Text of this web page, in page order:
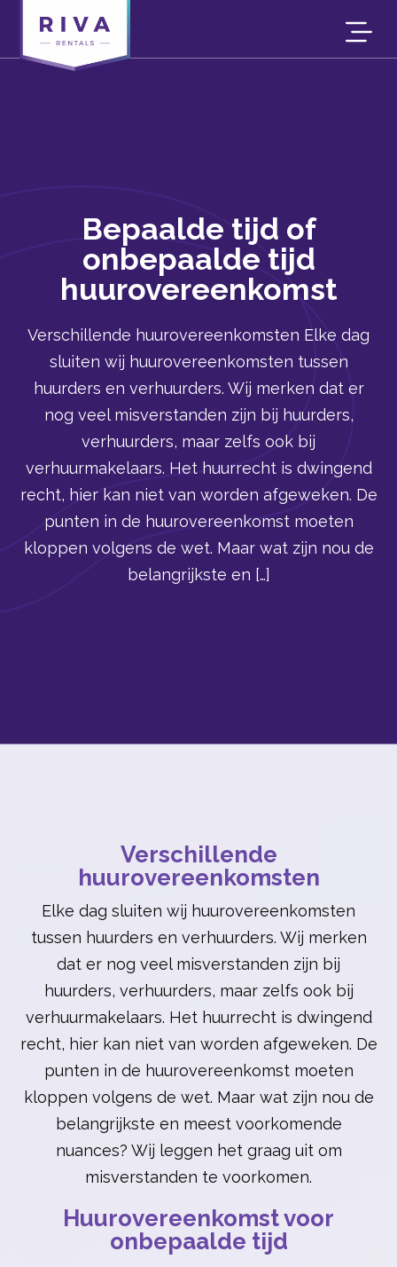
Bepaalde tijd of
onbepaalde tijd
huurovereenkomst
Verschillende huurovereenkomsten Elke dag
sluiten wij huurovereenkomsten tussen
huurders en verhuurders. Wij merken dat er
nog veel misverstanden zijn bij huurders,
verhuurders, maar zelfs ook bij
verhuurmakelaars. Het huurrecht is dwingend
recht, hier kan niet van worden afgeweken. De
punten in de huurovereenkomst moeten
kloppen volgens de wet. Maar wat zijn nou de
belangrijkste en […]
Verschillende
huurovereenkomsten
Elke dag sluiten wij huurovereenkomsten
tussen huurders en verhuurders. Wij merken
dat er nog veel misverstanden zijn bij
huurders, verhuurders, maar zelfs ook bij
verhuurmakelaars. Het huurrecht is dwingend
recht, hier kan niet van worden afgeweken. De
punten in de huurovereenkomst moeten
kloppen volgens de wet. Maar wat zijn nou de
belangrijkste en meest voorkomende
nuances? Wij leggen het graag uit om
misverstanden te voorkomen.
Huurovereenkomst voor
onbepaalde tijd